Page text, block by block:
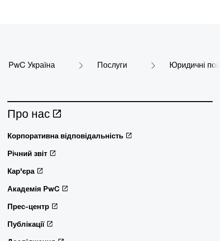
PwC Україна Послуги Юридичні
Про нас
Корпоративна відповідальність
Річний звіт
Кар'єра
Академія PwC
Прес-центр
Публікації